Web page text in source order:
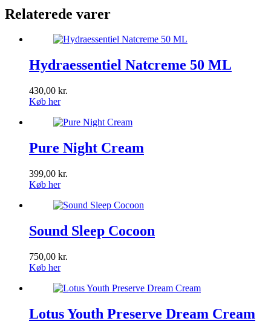
Relaterede varer
Hydraessentiel Natcreme 50 ML
430,00 kr.
Køb her
Pure Night Cream
399,00 kr.
Køb her
Sound Sleep Cocoon
750,00 kr.
Køb her
Lotus Youth Preserve Dream Cream